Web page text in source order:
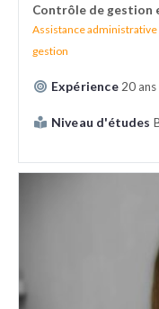
Contrôle de
Assistance administrative
gestion
Expérience 20 ans
Niveau d'études